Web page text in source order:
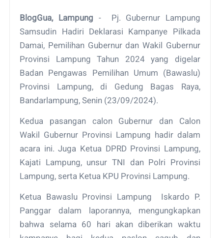
BlogGua, Lampung - Pj. Gubernur Lampung
Samsudin Hadiri Deklarasi Kampanye Pilkada
Damai, Pemilihan Gubernur dan Wakil Gubernur
Provinsi Lampung Tahun 2024 yang digelar
Badan Pengawas Pemilihan Umum (Bawaslu)
Provinsi Lampung, di Gedung Bagas Raya,
Bandarlampung, Senin (23/09/2024).
Kedua pasangan calon Gubernur dan Calon
Wakil Gubernur Provinsi Lampung hadir dalam
acara ini. Juga Ketua DPRD Provinsi Lampung,
Kajati Lampung, unsur TNI dan Polri Provinsi
Lampung, serta Ketua KPU Provinsi Lampung.
Ketua Bawaslu Provinsi Lampung Iskardo P.
Panggar dalam laporannya, mengungkapkan
bahwa selama 60 hari akan diberikan waktu